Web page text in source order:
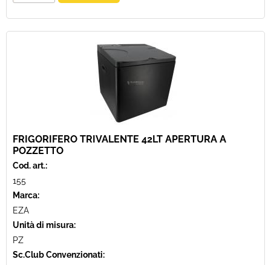
FRIGORIFERO TRIVALENTE 42LT APERTURA A
POZZETTO
Cod. art.:
155
Marca:
EZA
Unità di misura:
PZ
Sc.Club Convenzionati: